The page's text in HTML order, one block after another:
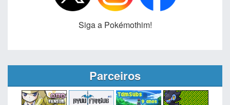
Siga a Pokémothim!
Parceiros